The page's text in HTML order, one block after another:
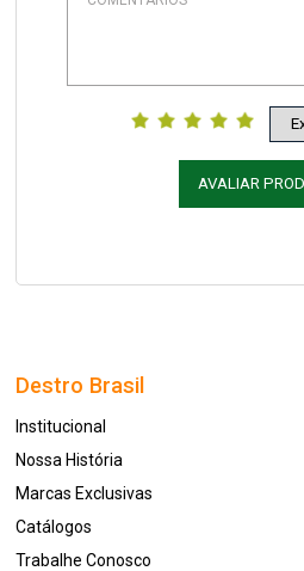
AVALIAR
Destro Brasil
Institucional
Nossa História
Marcas Exclusivas
Catálogos
Trabalhe Conosco